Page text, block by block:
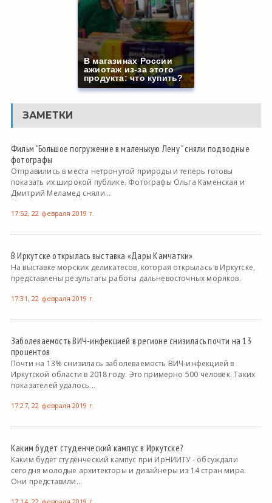
В магазинах России
ажиотаж из-за этого
продукта: что купить?
ЗАМЕТКИ
Фильм "Большое погружение в маленькую Лену " сняли подводные
фотографы
Отправились в места нетронутой природы и теперь готовы
показать их широкой публике. Фотографы Ольга Каменская и
Дмитрий Меламед сняли...
17:52, 22 февраля 2019 г.
В Иркутске открылась выставка «Дары Камчатки»
На выставке морских деликатесов, которая открылась в Иркутске,
представлены результаты работы дальневосточных моряков.
17:31, 22 февраля 2019 г.
Заболеваемость ВИЧ-инфекцией в регионе снизилась почти на 13
процентов
Почти на 13% снизилась заболеваемость ВИЧ-инфекцией в
Иркутской области в 2018 году. Это примерно 500 человек. Таких
показателей удалось...
17:27, 22 февраля 2019 г.
Каким будет студенческий кампус в Иркутске?
Каким будет студенческий кампус при ИрНИИТУ - обсуждали
сегодня молодые архитекторы и дизайнеры из 14 стран мира.
Они представили...